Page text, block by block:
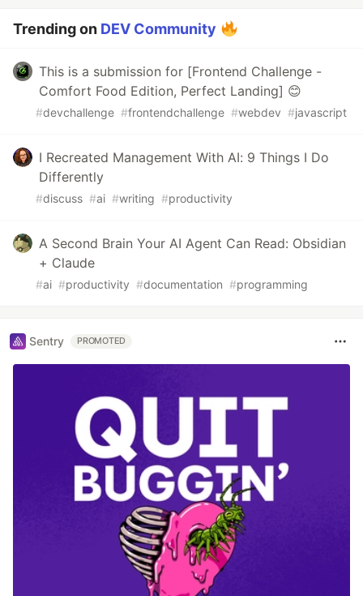
Trending on DEV Community
This is a submission for [Frontend Challenge -
Comfort Food Edition, Perfect Landing] 😊
#devchallenge #frontendchallenge #webdev #javascript
I Recreated Management With AI: 9 Things I Do
Differently
#discuss #ai #writing #productivity
A Second Brain Your AI Agent Can Read: Obsidian
+ Claude
#ai #productivity #documentation #programming
Sentry PROMOTED